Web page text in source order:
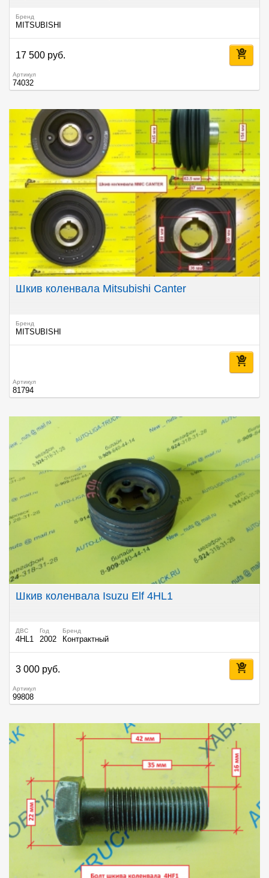
Бренд
MITSUBISHI
17 500 руб.
Артикул
74032
Шкив коленвала Mitsubishi Canter
Бренд
MITSUBISHI
Артикул
81794
Шкив коленвала Isuzu Elf 4HL1
ДВС
4HL1
Год
2002
Бренд
Контрактный
3 000 руб.
Артикул
99808